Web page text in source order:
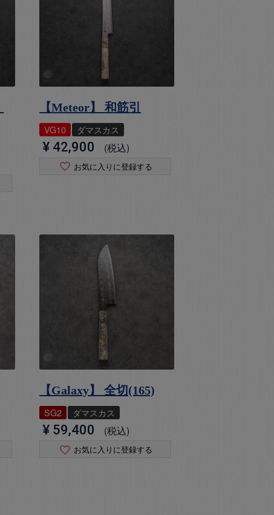
【Meteor】 和筋引
VG10 ダマスカス
¥ 42,900 税込
お気に入りに登録する
【Galaxy】 全切(165)
SG2 ダマスカス
¥ 59,400 税込
お気に入りに登録する